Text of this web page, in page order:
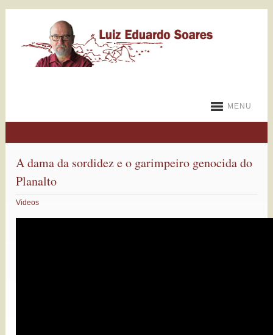
MENU
A dama da sordidez e o garimpeiro genocida do
Planalto
Videos